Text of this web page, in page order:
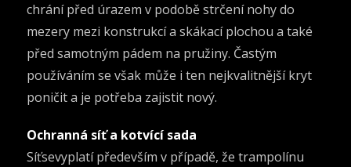
chrání před úrazem v podobě strčení nohy do
mezery mezi konstrukcí a skákací plochou a také
před samotným pádem na pružiny. Častým
používáním se však může i ten nejkvalitnější kryt
poničit a je potřeba zajistit nový.
Ochranná síť a kotvící sada
Síťsevyplatí především v případě, že trampolínu